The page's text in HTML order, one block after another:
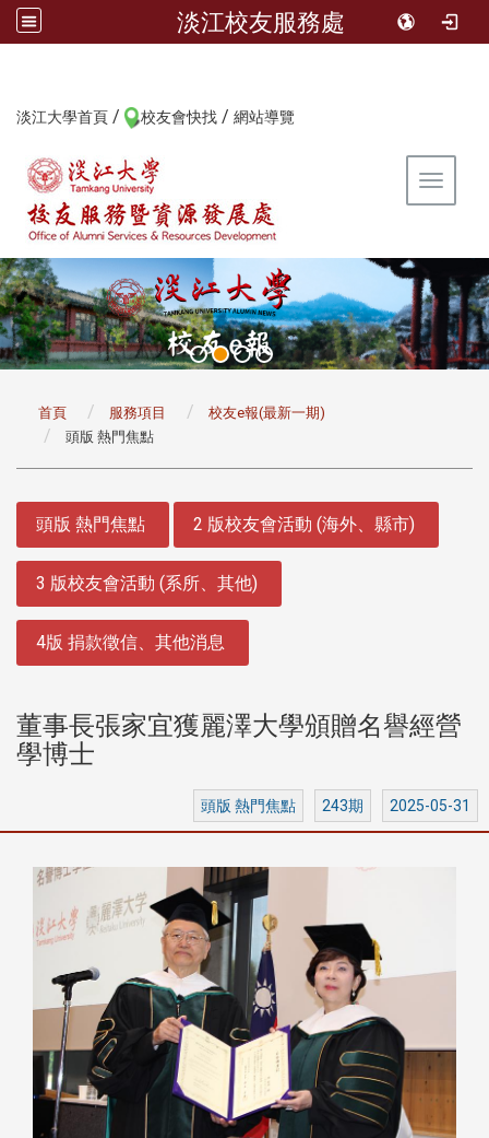
淡江校友服務處
淡江大學首頁 / 校友會快找 / 網站導覽
Toggle
首頁 服務項目
校友e報(最新一期)
頭版 熱門焦點
頭版 熱門焦點 2 版校友會活動 (海外、縣市)
3 版校友會活動 (系所、其他)
4版 捐款徵信、其他消息
董事長張家宜獲麗澤大學頒贈名譽經營
學博士
頭版 熱門焦點 243期 2025-05-31